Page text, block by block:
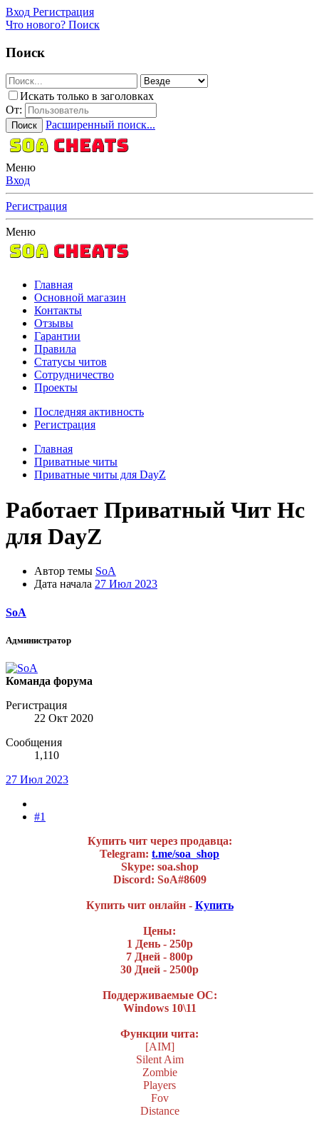
Вход Регистрация
Что нового? Поиск
Поиск
Искать только в заголовках
От:
Поиск Расширенный поиск...
Меню
Вход
Регистрация
Меню
Главная
Основной магазин
Контакты
Отзывы
Гарантии
Правила
Статусы читов
Сотрудничество
Проекты
Последняя активность
Регистрация
Главная
Приватные читы
Приватные читы для DayZ
Работает Приватный Чит Hc
для DayZ
Автор темы SoA
Дата начала 27 Июл 2023
SoA
Администратор
Команда форума
Регистрация
22 Окт 2020
Сообщения
1,110
27 Июл 2023
#1
Купить чит через продавца:
Telegram: t.me/soa_shop
Skype: soa.shop
Discord: SoA#8609
Купить чит онлайн - Купить
Цены:
1 День - 250р
7 Дней - 800р
30 Дней - 2500р
Поддерживаемые ОС:
Windows 10\11
Функции чита:
[AIM]
Silent Aim
Zombie
Players
Fov
Distance